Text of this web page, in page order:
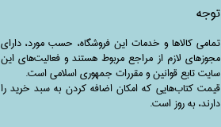
توجه
تمامی‌ کالاها و خدمات این فروشگاه، حسب مورد،‌ دارای
مجوزهای لازم از مراجع مربوط هستند ‌و‌‌ فعالیت‌های این
سایت تابع قوانین و مقررات جمهوری اسلامی است.
قیمت کتاب‌هایی که امکان اضافه کردن به سبد خرید را
دارند،‌ به روز است.